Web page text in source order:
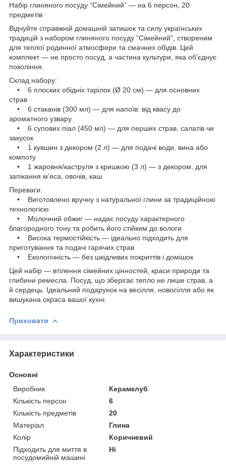
Набір глиняного посуду “Сімейний” — на 6 персон, 20
предметів
Відчуйте справжній домашній затишок та силу українських
традицій з набором глиняного посуду “Сімейний”, створеним
для теплої родинної атмосфери та смачних обідів. Цей
комплект — не просто посуд, а частина культури, яка об’єднує
покоління.
Склад набору:
• 6 плоских обідніх тарілок (Ø 20 см) — для основних
страв
• 6 стаканів (300 мл) — для напоїв: від квасу до
ароматного узвару
• 6 супових піал (450 мл) — для перших страв, салатів чи
закусок
• 1 кувшин з декором (2 л) — для подачі води, вина або
компоту
• 1 жаровня/каструля з кришкою (3 л) — з декором, для
запікання м’яса, овочів, каш
Переваги:
• Виготовлено вручну з натуральної глини за традиційною
технологією
• Молочний обжиг — надає посуду характерного
благородного тону та робить його стійким до вологи
• Висока термостійкість — ідеально підходить для
приготування та подачі гарячих страв
• Екологічність — без шкідливих покриттів і домішок
Цей набір — втілення сімейних цінностей, краси природи та
глибини ремесла. Посуд, що зберігає тепло не лише страв, а
й сердець. Ідеальний подарунок на весілля, новосілля або як
вишукана окраса вашої кухні.
Приховати
Характеристики
Основні
Виробник
Керамклуб
Кількість персон
6
Кількість предметів
20
Матеріал
Глина
Колір
Коричневий
Підходить для миття в
посудомийній машині
Ні